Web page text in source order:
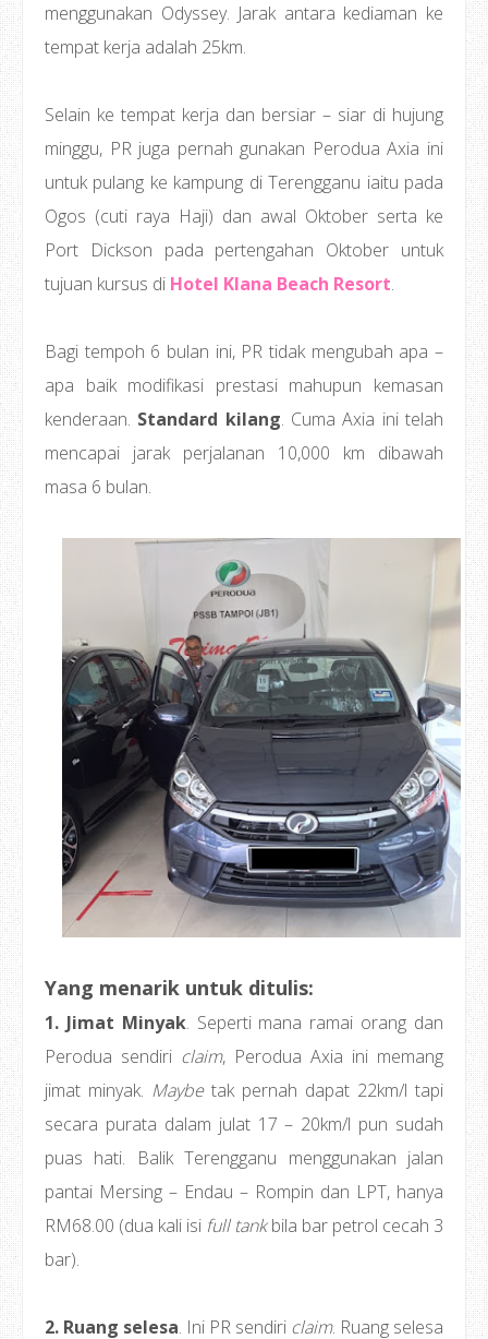
menggunakan Odyssey. Jarak antara kediaman ke
tempat kerja adalah 25km.
Selain ke tempat kerja dan bersiar – siar di hujung
minggu, PR juga pernah gunakan Perodua Axia ini
untuk pulang ke kampung di Terengganu iaitu pada
Ogos (cuti raya Haji) dan awal Oktober serta ke
Port Dickson pada pertengahan Oktober untuk
tujuan kursus di Hotel Klana Beach Resort.
Bagi tempoh 6 bulan ini, PR tidak mengubah apa –
apa baik modifikasi prestasi mahupun kemasan
kenderaan. Standard kilang. Cuma Axia ini telah
mencapai jarak perjalanan 10,000 km dibawah
masa 6 bulan.
Yang menarik untuk ditulis:
1. Jimat Minyak. Seperti mana ramai orang dan
Perodua sendiri claim, Perodua Axia ini memang
jimat minyak. Maybetak pernah dapat 22km/l tapi
secara purata dalam julat 17 – 20km/l pun sudah
puas hati. Balik Terengganu menggunakan jalan
pantai Mersing – Endau – Rompin dan LPT, hanya
RM68.00 (dua kali isi full tankbila bar petrol cecah 3
bar).
2. Ruang selesa. Ini PR sendiri claim. Ruang selesa